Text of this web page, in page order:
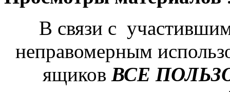
В связи с
неправомерным
ящиков ВСЕ